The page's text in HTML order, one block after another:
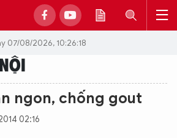
07/08/2026, 10:26:18
ngon, chống gout
02:16